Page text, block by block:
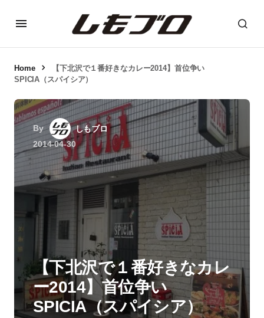
Home
【下北沢で１番好きなカレー2014】首位争い
SPICIA（スパイシア）
By
しもブロ
2014-04-30
【下北沢で１番好きなカレ
ー2014】首位争い
SPICIA（スパイシア）